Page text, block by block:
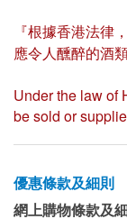
『根據香港法律
應令人醺醉的酒類
Under the law of
be sold or
優惠條款及細則
網上購物條款及